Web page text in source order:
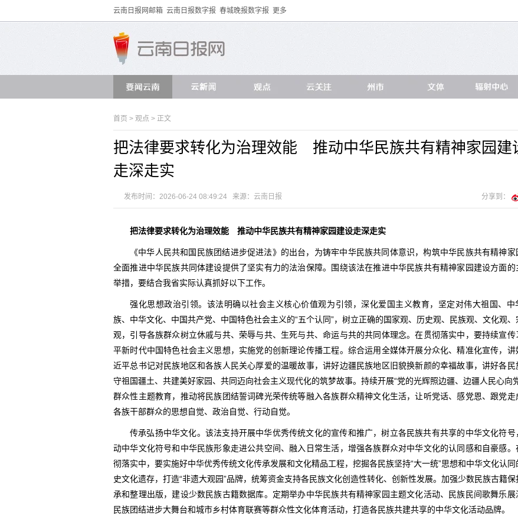
云南日报网邮箱 云南日报数字报 春城晚报数字报 更多
首页 > 观点 > 正文
把法律要求转化为治理效能 推动中华民族共有精神家园建
走深走实
发布时间：2026-06-24 08:49:24 来源： 云南日报 分享到：
把法律要求转化为治理效能 推动中华民族共有精神家园建设走深走实
《中华人民共和国民族团结进步促进法》的出台，为铸牢中华民族共同体意识，构筑中华民族共有精神家
全面推进中华民族共同体建设提供了坚实有力的法治保障。围绕该法在推进中华民族共有精神家园建设方面的
举措，要结合我省实际认真抓好以下工作。
强化思想政治引领。该法明确以社会主义核心价值观为引领，深化爱国主义教育，坚定对伟大祖国、中
族、中华文化、中国共产党、中国特色社会主义的“五个认同”，树立正确的国家观、历史观、民族观、文化观、
观，引导各族群众树立休戚与共、荣辱与共、生死与共、命运与共的共同体理念。在贯彻落实中，要持续宣传
平新时代中国特色社会主义思想，实施党的创新理论传播工程。综合运用全媒体开展分众化、精准化宣传，讲
近平总书记对民族地区和各族人民关心厚爱的温暖故事，讲好边疆民族地区旧貌换新颜的幸福故事，讲好各民
守祖国疆土、共建美好家园、共同迈向社会主义现代化的筑梦故事。持续开展“党的光辉照边疆、边疆人民心向
群众性主题教育，推动将民族团结誓词碑光荣传统等融入各族群众精神文化生活，让听党话、感党恩、跟党走
各族干部群众的思想自觉、政治自觉、行动自觉。
传承弘扬中华文化。该法支持开展中华优秀传统文化的宣传和推广，树立各民族共有共享的中华文化符号
动中华文化符号和中华民族形象走进公共空间、融入日常生活，增强各族群众对中华文化的认同感和自豪感。
彻落实中，要实施好中华优秀传统文化传承发展和文化精品工程，挖掘各民族坚持“大一统”思想和中华文化认同
史文化遗存，打造“非遗大观园”品牌，统筹资金支持各民族文化创造性转化、创新性发展。加强少数民族古籍保
承和整理出版，建设少数民族古籍数据库。定期举办中华民族共有精神家园主题文化活动、民族民间歌舞乐展
民族团结进步大舞台和城市乡村体育联赛等群众性文化体育活动，打造各民族共建共享的中华文化活动品牌。